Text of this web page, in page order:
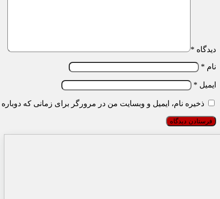
دیدگاه *
نام *
ایمیل *
ذخیره نام، ایمیل و وبسایت من در مرورگر برای زمانی که